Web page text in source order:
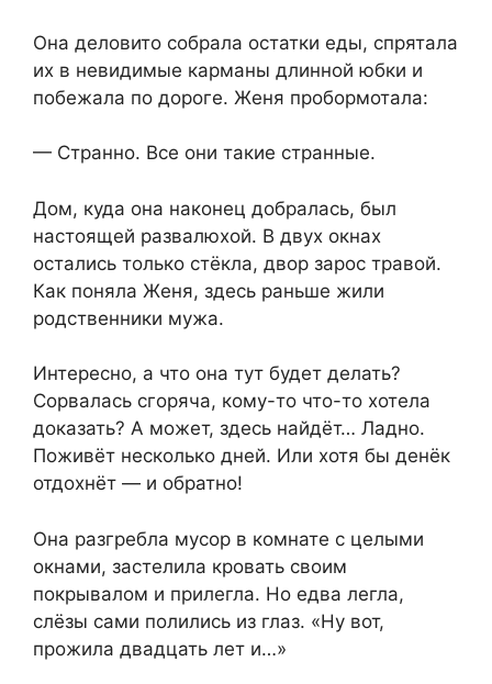
Она деловито собрала остатки еды, спрятала
их в невидимые карманы длинной юбки и
побежала по дороге. Женя пробормотала:
— Странно. Все они такие странные.
Дом, куда она наконец добралась, был
настоящей развалюхой. В двух окнах
остались только стёкла, двор зарос травой.
Как поняла Женя, здесь раньше жили
родственники мужа.
Интересно, а что она тут будет делать?
Сорвалась сгоряча, кому-то что-то хотела
доказать? А может, здесь найдёт… Ладно.
Поживёт несколько дней. Или хотя бы денёк
отдохнёт — и обратно!
Она разгребла мусор в комнате с целыми
окнами, застелила кровать своим
покрывалом и прилегла. Но едва легла,
слёзы сами полились из глаз. «Ну вот,
прожила двадцать лет и…»